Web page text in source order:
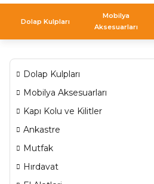
Dolap Kulpları
Mobilya
Aksesuarları
Dolap Kulpları
Mobilya Aksesuarları
Kapı Kolu ve Kilitler
Ankastre
Mutfak
Hırdavat